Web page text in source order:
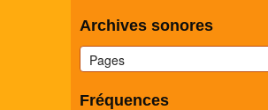
Archives sonores
Fréquences